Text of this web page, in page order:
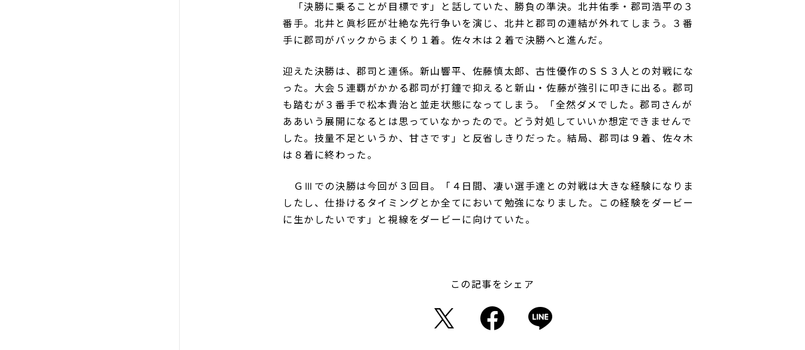
「決勝に乗ることが目標です」と話していた、勝負の準決。北井佑季・郡司浩平の３
番手。北井と眞杉匠が壮絶な先行争いを演じ、北井と郡司の連結が外れてしまう。３番
手に郡司がバックからまくり１着。佐々木は２着で決勝へと進んだ。
迎えた決勝は、郡司と連係。新山響平、佐藤慎太郎、古性優作のＳＳ３人との対戦にな
った。大会５連覇がかかる郡司が打鐘で抑えると新山・佐藤が強引に叩きに出る。郡司
も踏むが３番手で松本貴治と並走状態になってしまう。「全然ダメでした。郡司さんが
ああいう展開になるとは思っていなかったので。どう対処していいか想定できませんで
した。技量不足というか、甘さです」と反省しきりだった。結局、郡司は９着、佐々木
は８着に終わった。
ＧⅢでの決勝は今回が３回目。「４日間、凄い選手達との対戦は大きな経験になりま
したし、仕掛けるタイミングとか全てにおいて勉強になりました。この経験をダービー
に生かしたいです」と視線をダービーに向けていた。
この記事をシェア